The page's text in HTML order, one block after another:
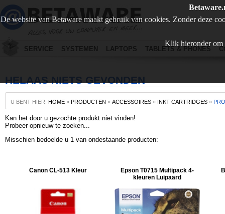
De website van Betaware maakt gebruik van cookies. Zonder deze
Klik hieronder om
SERVICE SYSTEMEN LAPTOPS TABLETS & PHONES
HELAAS NIETS GEVONDEN
U BENT HIER: HOME » PRODUCTEN » ACCESSOIRES » INKT CARTRIDGES »
Kan het door u gezochte produkt niet vinden!
Probeer opnieuw te zoeken...
Misschien bedoelde u 1 van ondestaande producten:
Canon CL-513 Kleur
Epson T0715 Multipack 4-
kleuren Luipaard